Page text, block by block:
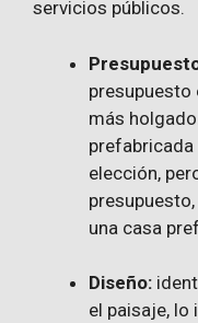
servicios públicos.
presupuesto
más
elección,
una casa
Diseño:
el paisaje, lo